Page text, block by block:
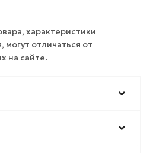
характеристики
могут отличаться от
на сайте.